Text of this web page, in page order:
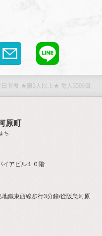
日套餐 ★限3人以上★ 每人3500日元
原町
ち
イアビル１０階
鐵​​東西線步行3分鐘/從阪急河原